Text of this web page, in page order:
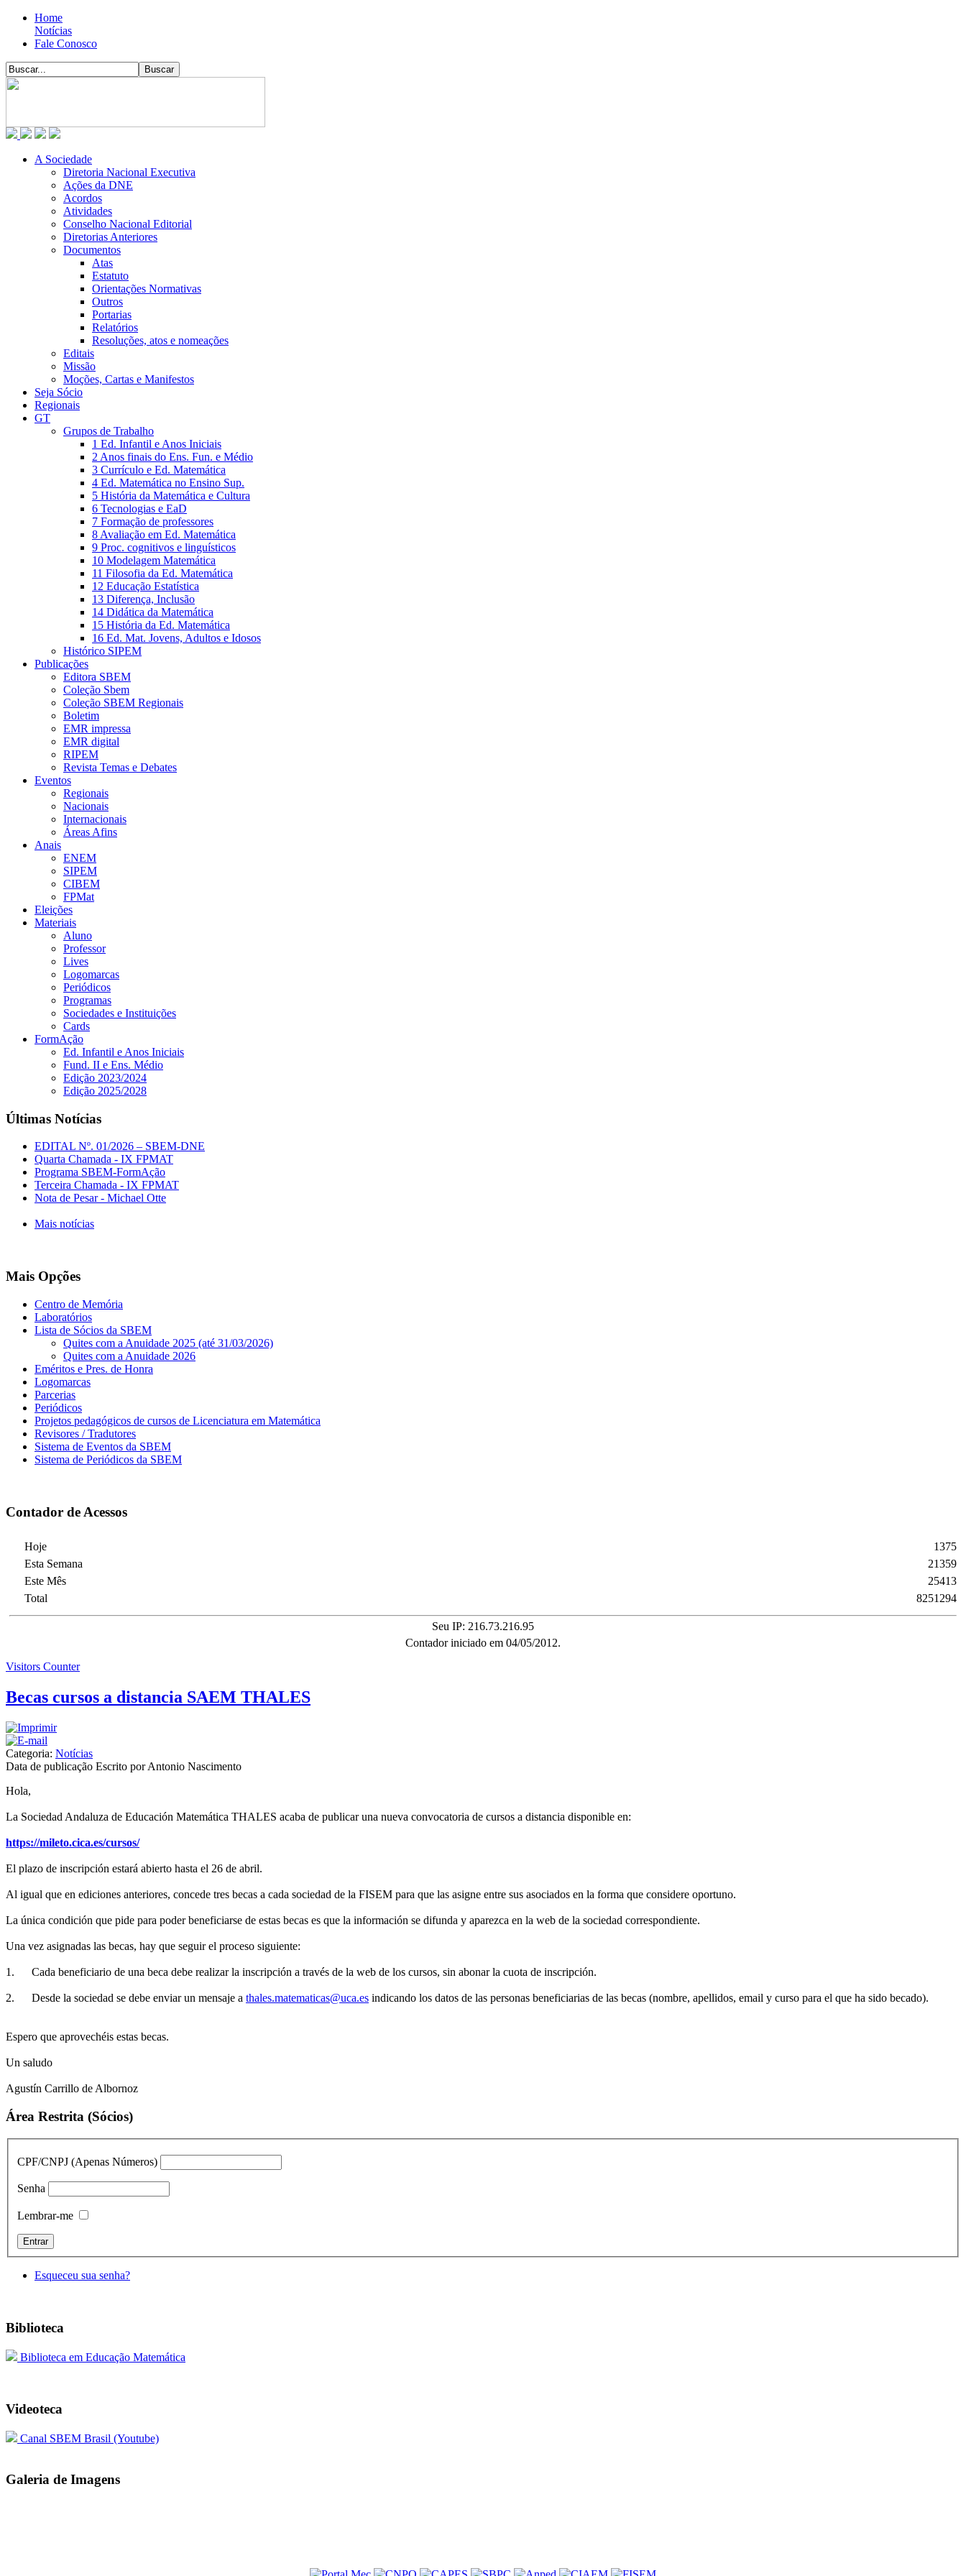
Home
Notícias
Fale Conosco
A Sociedade
Diretoria Nacional Executiva
Ações da DNE
Acordos
Atividades
Conselho Nacional Editorial
Diretorias Anteriores
Documentos
Atas
Estatuto
Orientações Normativas
Outros
Portarias
Relatórios
Resoluções, atos e nomeações
Editais
Missão
Moções, Cartas e Manifestos
Seja Sócio
Regionais
GT
Grupos de Trabalho
1 Ed. Infantil e Anos Iniciais
2 Anos finais do Ens. Fun. e Médio
3 Currículo e Ed. Matemática
4 Ed. Matemática no Ensino Sup.
5 História da Matemática e Cultura
6 Tecnologias e EaD
7 Formação de professores
8 Avaliação em Ed. Matemática
9 Proc. cognitivos e linguísticos
10 Modelagem Matemática
11 Filosofia da Ed. Matemática
12 Educação Estatística
13 Diferença, Inclusão
14 Didática da Matemática
15 História da Ed. Matemática
16 Ed. Mat. Jovens, Adultos e Idosos
Histórico SIPEM
Publicações
Editora SBEM
Coleção Sbem
Coleção SBEM Regionais
Boletim
EMR impressa
EMR digital
RIPEM
Revista Temas e Debates
Eventos
Regionais
Nacionais
Internacionais
Áreas Afins
Anais
ENEM
SIPEM
CIBEM
FPMat
Eleições
Materiais
Aluno
Professor
Lives
Logomarcas
Periódicos
Programas
Sociedades e Instituições
Cards
FormAção
Ed. Infantil e Anos Iniciais
Fund. II e Ens. Médio
Edição 2023/2024
Edição 2025/2028
Últimas Notícias
EDITAL Nº. 01/2026 – SBEM-DNE
Quarta Chamada - IX FPMAT
Programa SBEM-FormAção
Terceira Chamada - IX FPMAT
Nota de Pesar - Michael Otte
Mais notícias
Mais Opções
Centro de Memória
Laboratórios
Lista de Sócios da SBEM
Quites com a Anuidade 2025 (até 31/03/2026)
Quites com a Anuidade 2026
Eméritos e Pres. de Honra
Logomarcas
Parcerias
Periódicos
Projetos pedagógicos de cursos de Licenciatura em Matemática
Revisores / Tradutores
Sistema de Eventos da SBEM
Sistema de Periódicos da SBEM
Contador de Acessos
Hoje
Esta Semana
Este Mês
Total
1375
21359
25413
8251294
Seu IP: 216.73.216.95
Contador iniciado em 04/05/2012.
Visitors Counter
Becas cursos a distancia SAEM THALES
Categoria: Notícias
Data de publicação Escrito por Antonio Nascimento
Hola,
La Sociedad Andaluza de Educación Matemática THALES acaba de publicar una nueva convocatoria de cursos a distancia disponible en:
https://mileto.cica.es/cursos/
El plazo de inscripción estará abierto hasta el 26 de abril.
Al igual que en ediciones anteriores, concede tres becas a cada sociedad de la FISEM para que las asigne entre sus asociados en la forma que considere oportuno.
La única condición que pide para poder beneficiarse de estas becas es que la información se difunda y aparezca en la web de la sociedad correspondiente.
Una vez asignadas las becas, hay que seguir el proceso siguiente:
1. Cada beneficiario de una beca debe realizar la inscripción a través de la web de los cursos, sin abonar la cuota de inscripción.
2. Desde la sociedad se debe enviar un mensaje a thales.matematicas@uca.es indicando los datos de las personas beneficiarias de las becas (nombre, apellidos, email y curso para el que ha sido becado).
Espero que aprovechéis estas becas.
Un saludo
Agustín Carrillo de Albornoz
Área Restrita (Sócios)
CPF/CNPJ (Apenas Números)
Senha
Lembrar-me
Esqueceu sua senha?
Biblioteca
Biblioteca em Educação Matemática
Videoteca
Canal SBEM Brasil (Youtube)
Galeria de Imagens